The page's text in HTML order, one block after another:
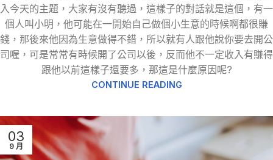
入今天的主題，大家有沒有聽過，這樣子的對話就是這個，有一
個人叫小明，他可能在一開始自己做個小生意的時候啊都很賺
錢，那後來他因為生意做得不錯，所以就有人跟他說你要去開公
司喔，可是常常有時候開了公司以後，反而他不一定收入有賺得
跟他以前這樣子還要多，那這是什麼原因呢?
CONTINUE READING
03
9 月